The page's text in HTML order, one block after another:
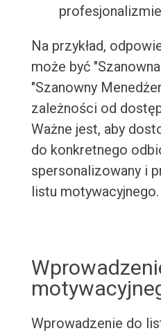
Na przykład,
może być
"Szanowny
zależności od
Ważne jest, aby
do konkretnego
spersonalizowany i
listu motywacyjnego.
Wprowadzenie do